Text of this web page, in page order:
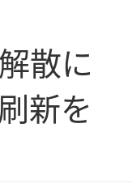
散に
新を